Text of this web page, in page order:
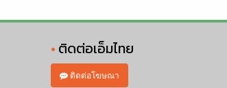
ติดต่อเอ็มไทย
ติดต่อโฆษณา